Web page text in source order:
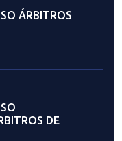
ÁRBITROS
DE